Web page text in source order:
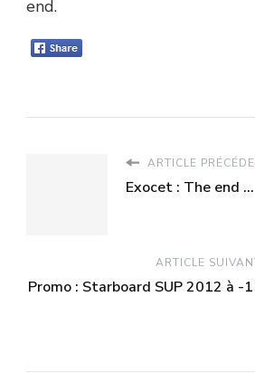
end.
ARTICLE
Exocet : The end ...
ARTICLE
Promo : Starboard SUP 2012 à -